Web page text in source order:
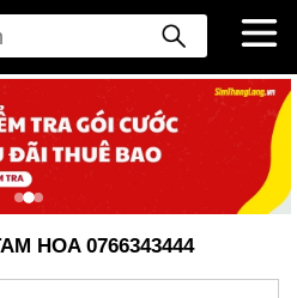
HOA 0766343444